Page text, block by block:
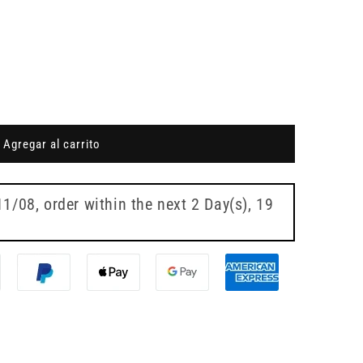
Agregar al carrito
08, order within the next 2 Day(s), 19